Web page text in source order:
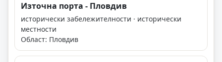
Източна порта - Пловдив
исторически забележителности · исторически
местности
Област: Пловдив